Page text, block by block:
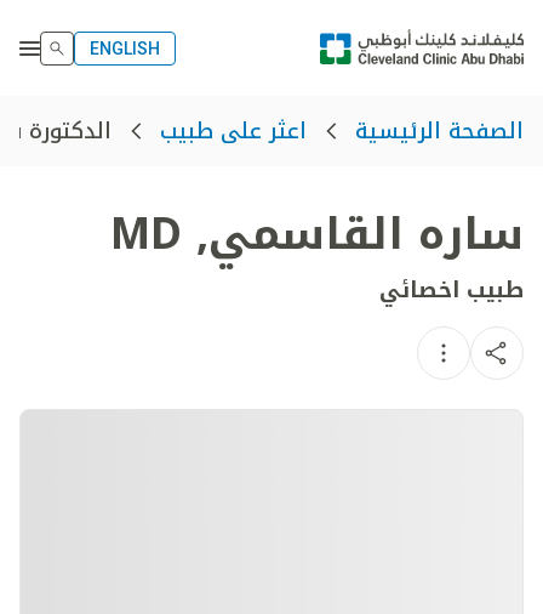
ENGLISH
الصفحة الرئيسية اعثر على طبيب الدكتورة
ساره القاسمي,
MD
طبيب اخصائي